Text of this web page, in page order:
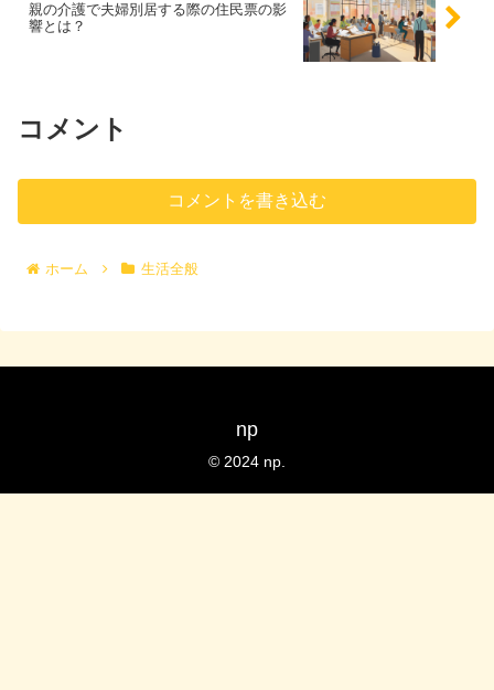
親の介護で夫婦別居する際の住民票の影
響とは？
コメント
コメントを書き込む
ホーム 生活全般
np
© 2024 np.